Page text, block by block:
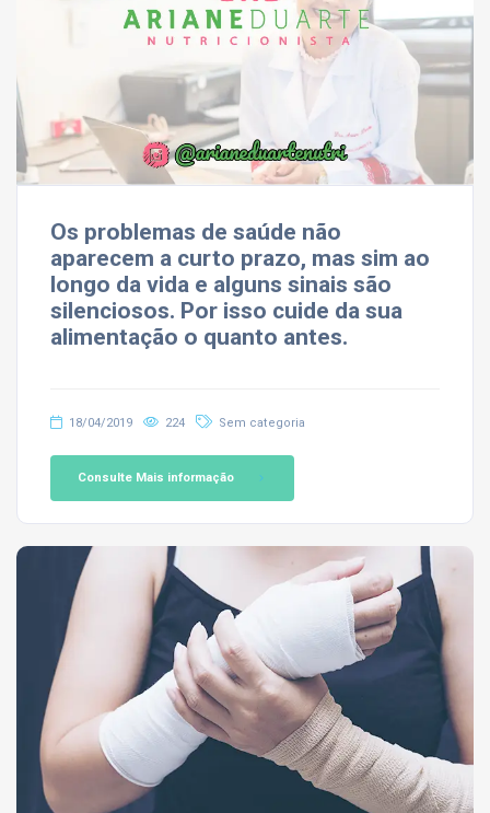
Os problemas de saúde não
aparecem a curto prazo, mas sim ao
longo da vida e alguns sinais são
silenciosos. Por isso cuide da sua
alimentação o quanto antes.
18/04/2019 224 Sem categoria
Consulte Mais informação